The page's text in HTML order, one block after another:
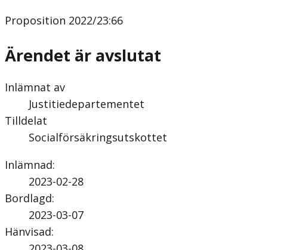
Proposition 2022/23:66
Ärendet är avslutat
Inlämnat av
Justitiedepartementet
Tilldelat
Socialförsäkringsutskottet
Inlämnad:
2023-02-28
Bordlagd:
2023-03-07
Hänvisad: